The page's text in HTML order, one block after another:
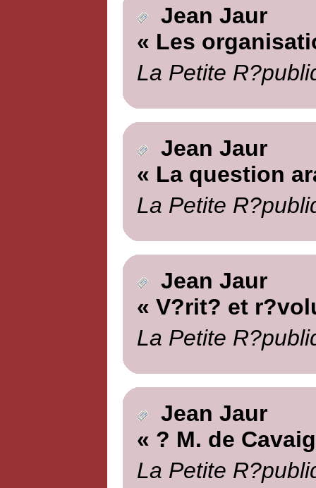
Jean Jaur
« Les
La Petite
Jean Jaur
« La question
La Petite
Jean Jaur
« V?rit? et
La Petite
Jean Jaur
« ? M. de
La Petite